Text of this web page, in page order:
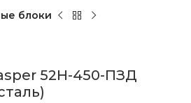
блоки
52Н-450-ПЗД